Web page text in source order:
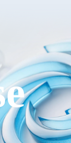
リーレンタル
テナンス